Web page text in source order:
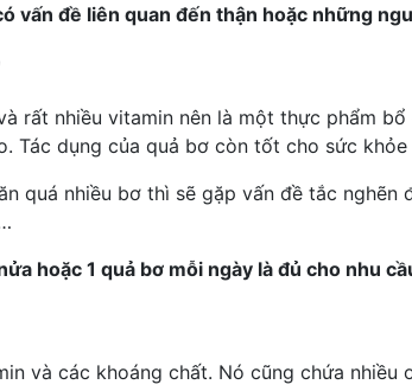
vấn đề liên quan đến thận hoặc những
rất nhiều vitamin nên là một thực phẩm
Tác dụng của quả bơ còn tốt cho sức khỏe
quá nhiều bơ thì sẽ gặp vấn đề tắc nghẽn
hoặc 1 quả bơ mỗi ngày là đủ cho nhu
và các khoáng chất. Nó cũng chứa